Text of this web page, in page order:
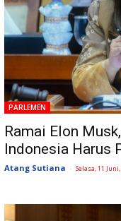
PARLEMEN
Ramai Elon
Indonesia Harus
Atang Sutiana - Selasa, 11